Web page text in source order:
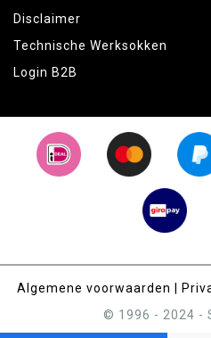
Disclaimer
Technische Werksokken
Login B2B
Algemene voorwaarden |
© 1996 - 2024 -